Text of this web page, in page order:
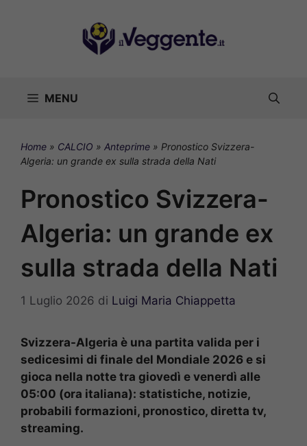
MENU
Home » CALCIO » Anteprime » Pronostico Svizzera-
Algeria: un grande ex sulla strada della Nati
Pronostico Svizzera-
Algeria: un grande ex
sulla strada della Nati
1 Luglio 2026 di Luigi Maria Chiappetta
Svizzera-Algeria è una partita valida per i
sedicesimi di finale del Mondiale 2026 e si
gioca nella notte tra giovedì e venerdì alle
05:00 (ora italiana): statistiche, notizie,
probabili formazioni, pronostico, diretta tv,
streaming.